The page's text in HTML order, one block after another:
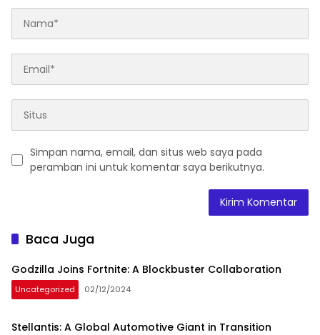
Simpan nama, email, dan situs web saya pada
peramban ini untuk komentar saya berikutnya.
Baca Juga
Godzilla Joins Fortnite: A Blockbuster Collaboration
Uncategorized 02/12/2024
Stellantis: A Global Automotive Giant in Transition